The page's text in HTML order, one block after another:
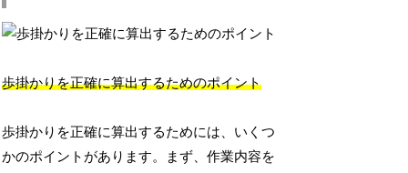
歩掛かりを正確に算出するためのポイント
歩掛かりを正確に算出するためには、いくつ
かのポイントがあります。まず、作業内容を